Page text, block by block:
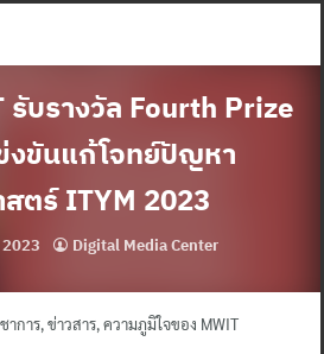
รับรางวัล Fourth Prize
งขันแก้โจทย์ปัญหา
ตร์ ITYM 2023
Digital Media Center
าการ,ข่าวสาร,ความภูมิใจของ MWIT